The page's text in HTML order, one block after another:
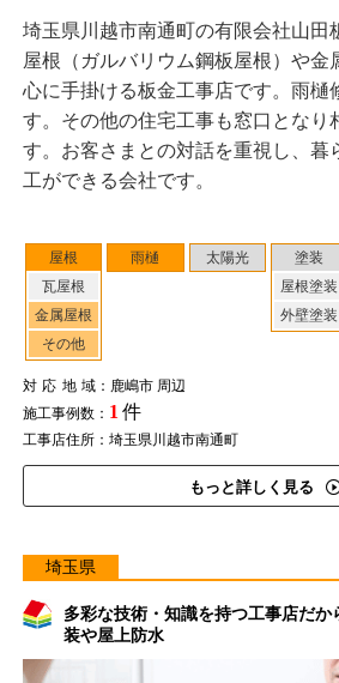
屋根
瓦屋根
金属屋根
その他
雨樋 太陽光
塗装
屋根塗装
外壁塗装
対応地域：鹿嶋市 周辺
施工事例数： 1 件
工事店住所：埼玉県川越市南通町
もっと詳しく見る
埼玉県川越市南通町の有限会社山田
屋根（ガルバリウム鋼板屋根）や金
心に手掛ける板金工事店です。雨樋
す。その他の住宅工事も窓口となり
す。お客さまとの対話を重視し、暮
工ができる会社です。
埼玉県
多彩な技術・知識を持つ工事店だか
装や屋上防水